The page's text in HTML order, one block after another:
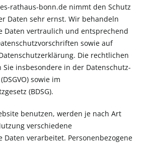
rathaus-bonn.de nimmt den Schutz
Daten sehr ernst. Wir behandeln
Daten vertraulich und entsprechend
sowie auf
Die rechtlichen
Sie insbesondere in der Datenschutz-
sowie im
(BDSG).
benutzen, werden je nach Art
verschiedene
Daten verarbeitet. Personenbezogene